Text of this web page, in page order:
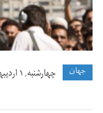
جهان چهارشنبه, ۱ اردیبهشت ۱۴۰۰ ۱۲:۴۳